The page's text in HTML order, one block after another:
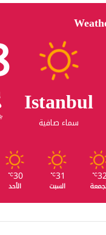
Istanbul
سماء صافية
℃
31
℃
السبت
30
℃
الأحد